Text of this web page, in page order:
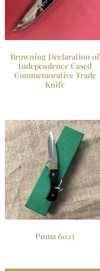
Browning Declaration of
Independence Cased
Commemorative Trade
Knife
Puma 6025